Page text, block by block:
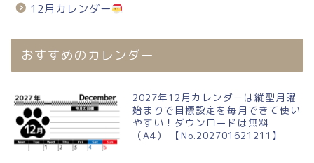
12月カレンダー
おすすめのカレンダー
2027年12月カレンダーは縦型月曜
始まりで目標設定を毎月できて使い
やすい！ダウンロードは無料
（A4） 【No.202701621211】